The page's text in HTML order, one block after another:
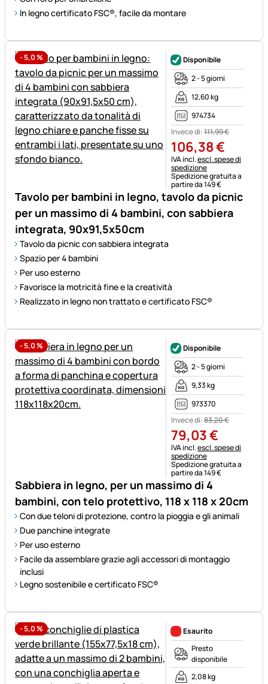
In legno certificato FSC®, facile da montare
-5,0%
Tavolo per bambini in legno, tavolo da picnic
per un massimo di 4 bambini, con sabbiera
integrata, 90x91,5x50cm
Tavolo da picnic con sabbiera integrata
Spazio per 4 bambini
Per uso esterno
Favorisce la motricità fine e la creatività
Realizzato in legno non trattato e certificato FSC®
Disponibile
2 - 5 giorni
12,60 kg
974734
Invece di:111,99€
106,38€
Informazioni fiscali:
IVA incl.escl. spese di
spedizione
Spedizione gratuita a
partire da 149 €
-5,0%
Sabbiera in legno, per un massimo di 4
bambini, con telo protettivo, 118 x 118 x 20cm
Con due teloni di protezione, contro la pioggia e gli animali
Due panchine integrate
Per uso esterno
Facile da assemblare grazie agli accessori di montaggio
inclusi
Legno sostenibile e certificato FSC®
Disponibile
2 - 5 giorni
9,33 kg
973370
Invece di:83,20€
79,03€
Informazioni fiscali:
IVA incl.escl. spese di
spedizione
Spedizione gratuita a
partire da 149 €
-5,0%
Esaurito
Presto
disponibile
2,08 kg